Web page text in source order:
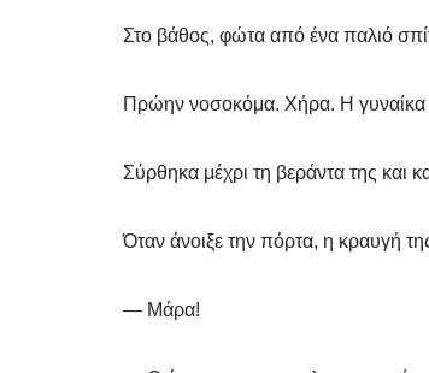
Στο βάθος, φώτα από ένα παλιό
Πρώην νοσοκόμα. Χήρα. Η γυναίκα
Σύρθηκα μέχρι τη βεράντα της και
Όταν άνοιξε την πόρτα, η κραυγή
— Μάρα!